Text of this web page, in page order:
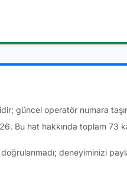
güncel operatör numara
Bu hat hakkında toplam 73
doğrulanmadı; deneyiminizi